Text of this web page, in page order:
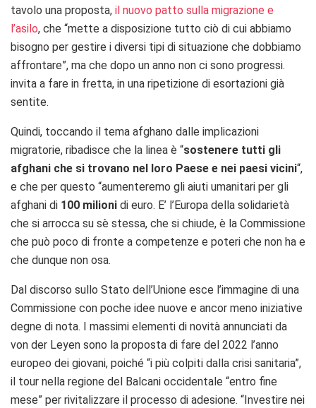
tavolo una proposta, il nuovo patto sulla migrazione e
l’asilo, che “mette a disposizione tutto ciò di cui abbiamo
bisogno per gestire i diversi tipi di situazione che dobbiamo
affrontare”, ma che dopo un anno non ci sono progressi.
invita a fare in fretta, in una ripetizione di esortazioni già
sentite.
Quindi, toccando il tema afghano dalle implicazioni
migratorie, ribadisce che la linea è “sostenere tutti gli
afghani che si trovano nel loro Paese e nei paesi vicini“,
e che per questo “aumenteremo gli aiuti umanitari per gli
afghani di 100 milioni di euro. E’ l’Europa della solidarietà
che si arrocca su sè stessa, che si chiude, è la Commissione
che può poco di fronte a competenze e poteri che non ha e
che dunque non osa.
Dal discorso sullo Stato dell’Unione esce l’immagine di una
Commissione con poche idee nuove e ancor meno iniziative
degne di nota. I massimi elementi di novità annunciati da
von der Leyen sono la proposta di fare del 2022 l’anno
europeo dei giovani, poiché “i più colpiti dalla crisi sanitaria”,
il tour nella regione del Balcani occidentale “entro fine
mese” per rivitalizzare il processo di adesione. “Investire nei